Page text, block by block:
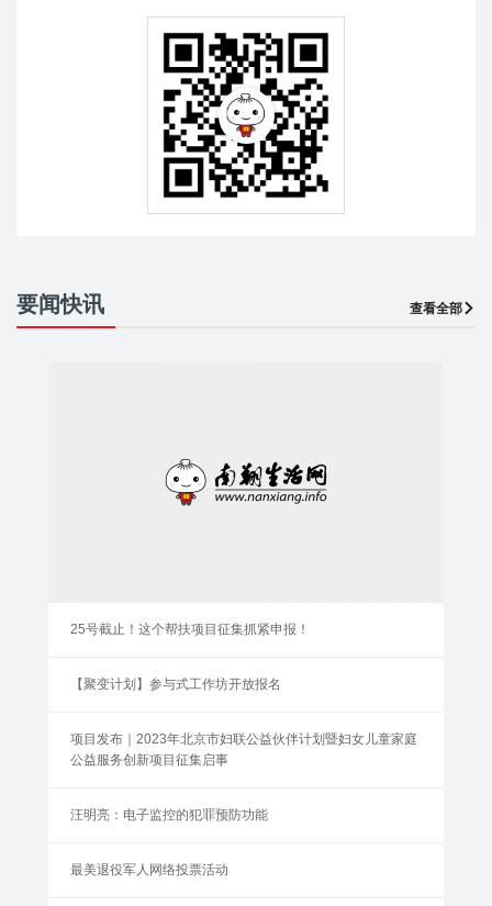
要闻快讯 查看全部
25号截止！这个帮扶项目征集抓紧申报！
【聚变计划】参与式工作坊开放报名
项目发布｜2023年北京市妇联公益伙伴计划暨妇女儿童家庭
公益服务创新项目征集启事
汪明亮：电子监控的犯罪预防功能
最美退役军人网络投票活动